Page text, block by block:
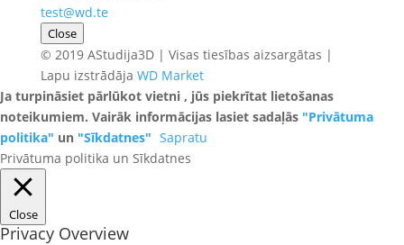
test@wd.te
Close
© 2019 AStudija3D | Visas tiesības aizsargātas |
Lapu izstrādāja WD Market
Ja turpināsiet pārlūkot vietni , jūs piekrītat lietošanas
noteikumiem. Vairāk informācijas lasiet sadaļās "Privātuma
politika" un "Sīkdatnes" Sapratu
Privātuma politika un Sīkdatnes
Close
Privacy Overview